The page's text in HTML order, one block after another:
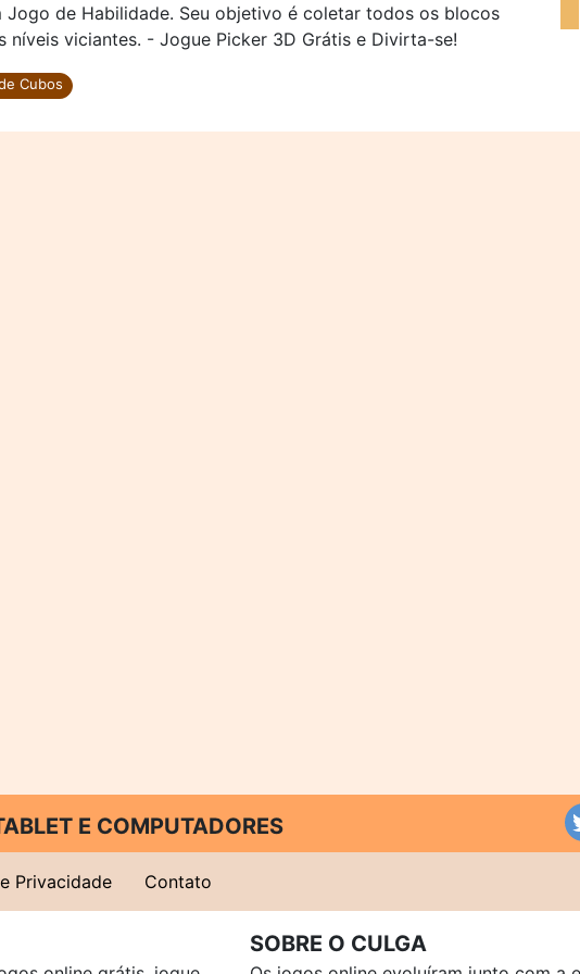
de Habilidade. Seu objetivo é coletar todos os blocos
níveis viciantes. - Jogue Picker 3D Grátis e Divirta-se!
Cubos
E COMPUTADORES
Privacidade Contato
SOBRE O CULGA